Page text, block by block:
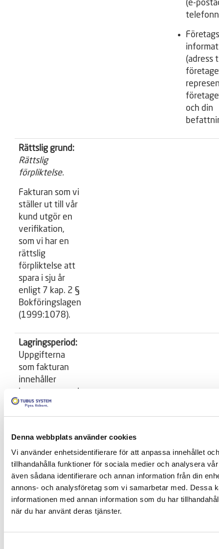
Denna webbplats använder cookies
Vi använder enhetsidentifierare för att anpassa innehållet
tillhandahålla funktioner för sociala medier och analysera
även sådana identifierare och annan information från din
annons- och analysföretag som vi samarbetar med. Dessa
informationen med annan information som du har
när du har använt deras tjänster.
(e-
(adress
och din
Rättslig grund:
Rättslig
förpliktelse.
Fakturan som vi
ställer ut till vår
kund utgör en
verifikation,
som vi har en
rättslig
förpliktelse att
spara i sju år
enligt 7 kap. 2 §
Bokföringslagen
(1999:1078).
Lagringsperiod:
Uppgifterna
som fakturan
innehåller
sju år efter det
räkenskapsår
utställd.
Lägenhetsinnehavare
Är du lägenhetsinnehavare hos någon av våra
kunder kan vi komma att behandla dina